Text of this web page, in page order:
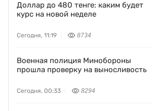
Доллар до 480 тенге: каким будет
курс на новой неделе
Сегодня, 11:19 8734
Военная полиция Минобороны
прошла проверку на выносливость
Сегодня, 00:33 8294